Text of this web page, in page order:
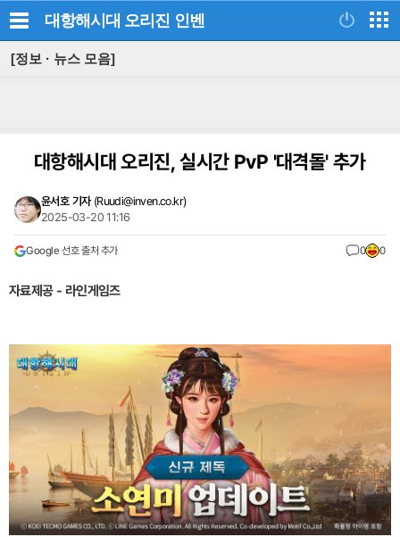
대항해시대 오리진 인벤
[정보 · 뉴스 모음]
대항해시대 오리진, 실시간 PvP '대격돌' 추가
윤서호 기자 (Ruudi@inven.co.kr)
2025-03-20 11:16
Google 선호 출처 추가 0 0
자료제공 - 라인게임즈